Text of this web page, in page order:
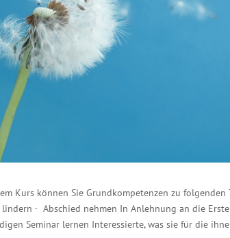
Kurs können Sie Grundkompetenzen zu
lindern · Abschied nehmen In Anlehnung an die
Seminar lernen Interessierte, was sie für die